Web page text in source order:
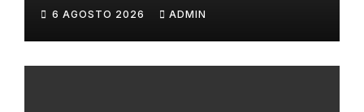
6 AGOSTO 2026 ADMIN